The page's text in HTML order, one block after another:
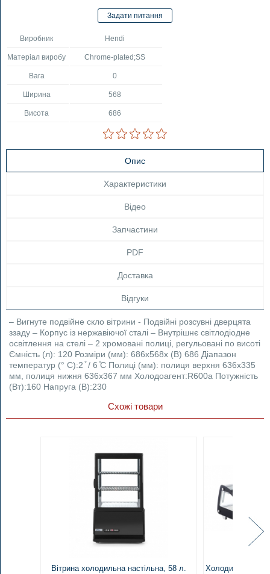
Виробник Hendi
Матеріал виробу Chrome-plated;SS
Вага 0
Ширина 568
Висота 686
Опис
Характеристики
Відео
Запчастини
PDF
Доставка
Відгуки
– Вигнуте подвійне скло вітрини - Подвійні розсувні дверцята
ззаду – Корпус із нержавіючої сталі – Внутрішнє світлодіодне
освітлення на стелі – 2 хромовані полиці, регульовані по висоті
Ємність (л): 120 Розміри (мм): 686x568x (В) 686 Діапазон
температур (° C):2 ̊ / 6 ̊C Полиці (мм): полиця верхня 636x335
мм, полиця нижня 636x367 мм Холодоагент:R600a Потужність
(Вт):160 Напруга (В):230
Схожі товари
Вітрина холодильна настільна, 58 л.
Холодильна